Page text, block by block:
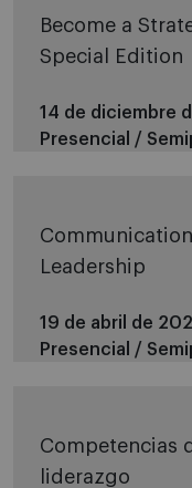
Become a
Special Edition
14 de diciembre
Presencial /
Leadership
19 de abril de
Presencial /
Competencias
liderazgo